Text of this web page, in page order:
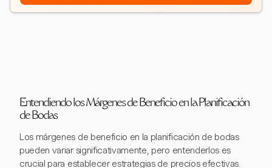
Entendiendo los Márgenes de Beneficio en la Planificación
de Bodas
Los márgenes de beneficio en la planificación de bodas
pueden variar significativamente, pero entenderlos es
crucial para establecer estrategias de precios efectivas.